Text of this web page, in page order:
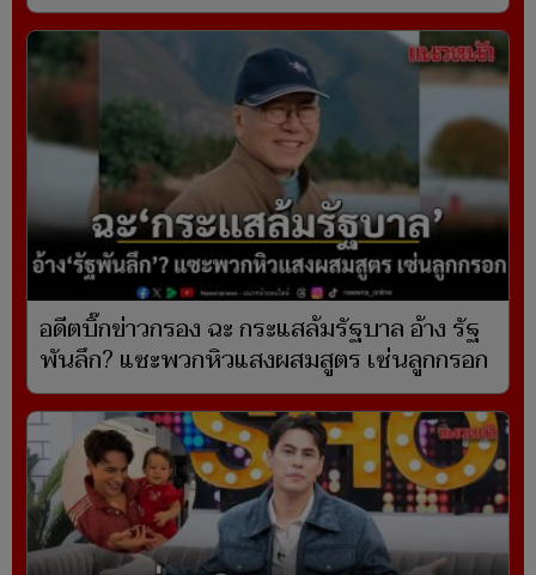
อดีตบิ๊กข่าวกรอง ฉะ กระแสล้มรัฐบาล อ้าง รัฐ
พันลึก? แซะพวกหิวแสงผสมสูตร เซ่นลูกกรอก